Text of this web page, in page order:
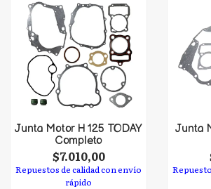
Junta Motor H 125 TODAY
Completo
$7.010,00
Repuestos de calidad con envío
rápido
Junta